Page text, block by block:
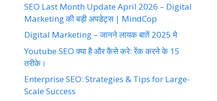
SEO Last Month Update April 2026 – Digital
Marketing की बड़ी अपडेट्स | MindCop
Digital Marketing – जानने लायक बातें 2025 मे
Youtube SEO क्या है और कैसे करे: रेंक करने के 15
तरीके।
Enterprise SEO: Strategies & Tips for Large-
Scale Success